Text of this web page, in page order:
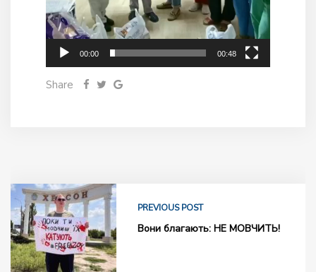
00:00 00:48
Share
PREVIOUS POST
Вони благають: НЕ МОВЧИТЬ!